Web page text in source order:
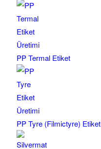
PP Termal Etiket
PP Tyre (Filmictyre) Etiket